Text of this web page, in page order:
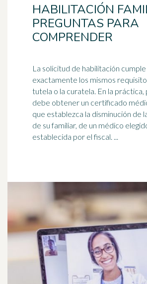
HABILITACIÓN
PREGUNTAS PARA
COMPRENDER
La solicitud de habilitación cumple
exactamente los mismos
tutela o la curatela. En la práctica, primero
debe obtener un certificado
que establezca la disminución de
de su familiar, de un médico
establecida por el fiscal. ...